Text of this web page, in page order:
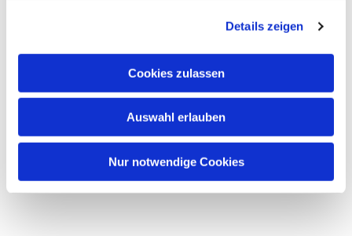
Details zeigen
Cookies zulassen
Auswahl erlauben
Nur notwendige Cookies